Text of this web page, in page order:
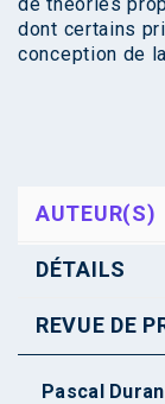
dont certains
conception de
AUTEUR(S)
DÉTAILS
REVUE DE
Pascal